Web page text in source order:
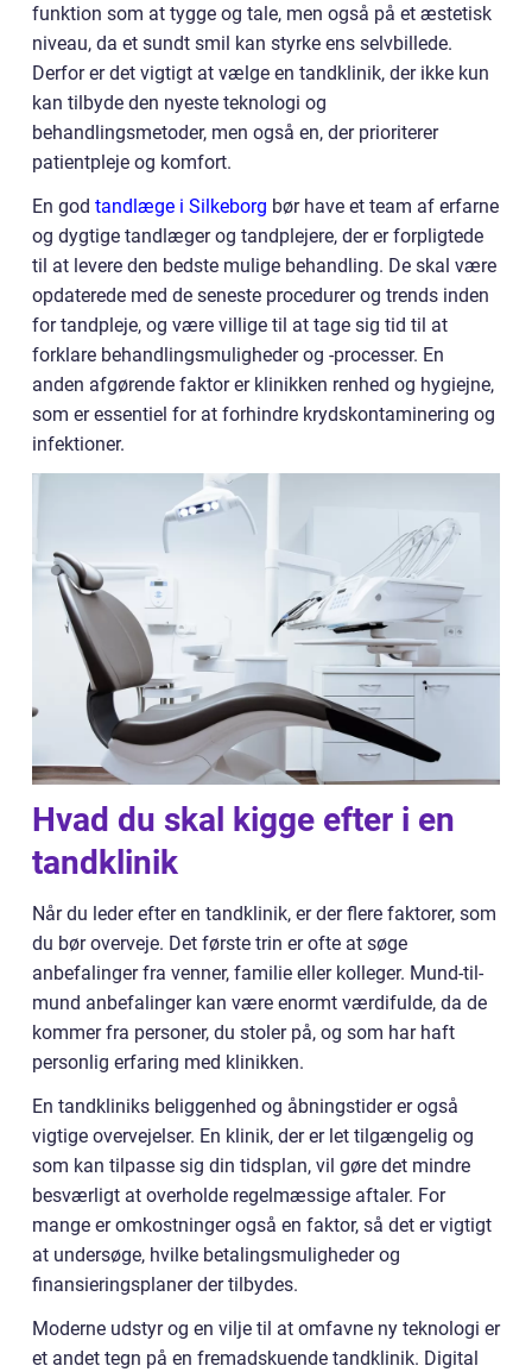
funktion som at tygge og tale, men også på et æstetisk
niveau, da et sundt smil kan styrke ens selvbillede.
Derfor er det vigtigt at vælge en tandklinik, der ikke kun
kan tilbyde den nyeste teknologi og
behandlingsmetoder, men også en, der prioriterer
patientpleje og komfort.
En god tandlæge i Silkeborg bør have et team af erfarne
og dygtige tandlæger og tandplejere, der er forpligtede
til at levere den bedste mulige behandling. De skal være
opdaterede med de seneste procedurer og trends inden
for tandpleje, og være villige til at tage sig tid til at
forklare behandlingsmuligheder og -processer. En
anden afgørende faktor er klinikken renhed og hygiejne,
som er essentiel for at forhindre krydskontaminering og
infektioner.
Hvad du skal kigge efter i en
tandklinik
Når du leder efter en tandklinik, er der flere faktorer, som
du bør overveje. Det første trin er ofte at søge
anbefalinger fra venner, familie eller kolleger. Mund-til-
mund anbefalinger kan være enormt værdifulde, da de
kommer fra personer, du stoler på, og som har haft
personlig erfaring med klinikken.
En tandkliniks beliggenhed og åbningstider er også
vigtige overvejelser. En klinik, der er let tilgængelig og
som kan tilpasse sig din tidsplan, vil gøre det mindre
besværligt at overholde regelmæssige aftaler. For
mange er omkostninger også en faktor, så det er vigtigt
at undersøge, hvilke betalingsmuligheder og
finansieringsplaner der tilbydes.
Moderne udstyr og en vilje til at omfavne ny teknologi er
et andet tegn på en fremadskuende tandklinik. Digital